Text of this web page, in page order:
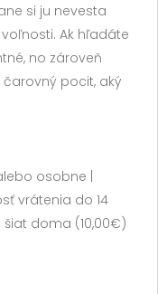
si ju nevesta
Ak hľadáte
no zároveň
pocit, aký
osobne |
vrátenia do 14
šiat doma (10,00€)